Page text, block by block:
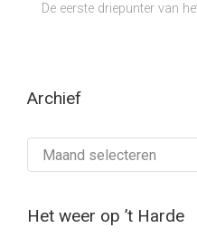
De eerste driepunter van
Archief
Het weer op ’t Harde